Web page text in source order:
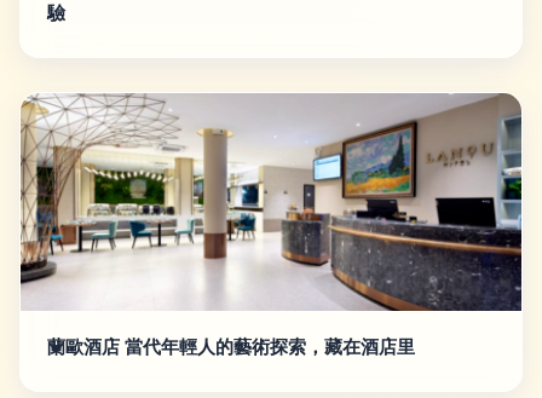
驗
蘭歐酒店 當代年輕人的藝術探索，藏在酒店里